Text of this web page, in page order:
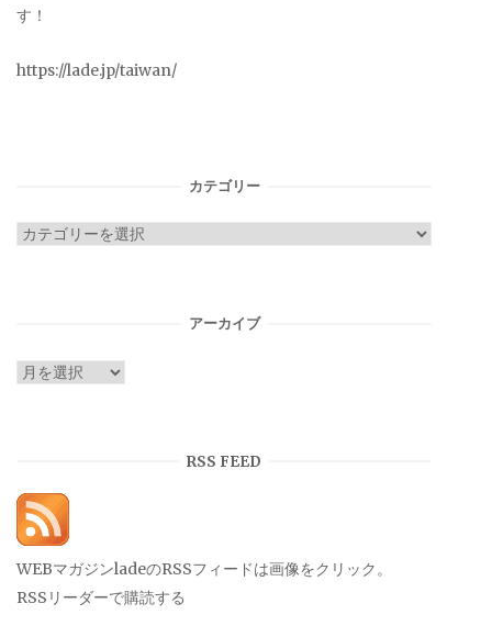
す！
https://lade.jp/taiwan/
カテゴリー
カ
アーカイブ
ア
RSS FEED
WEBマガジンladeのRSSフィードは画像をクリック。
RSSリーダーで購読する